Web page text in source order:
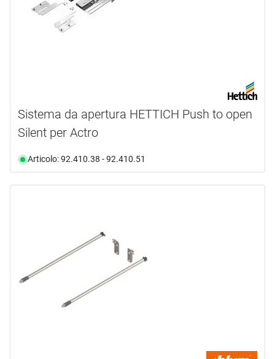
Sistema da apertura HETTICH Push to open
Silent per Actro
Articolo: 92.410.38 - 92.410.51